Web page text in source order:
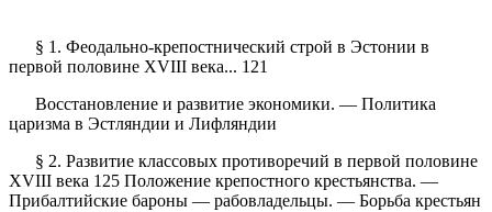
§ 1. Феодально-крепостнический строй в Эстонии в
первой половине XVIII века... 121
Восстановление и развитие экономики. — Политика
царизма в Эстляндии и Лифляндии
§ 2. Развитие классовых противоречий в первой половине
XVIII века 125 Положение крепостного крестьянства. —
Прибалтийские бароны — рабовладельцы. — Борьба крестьян